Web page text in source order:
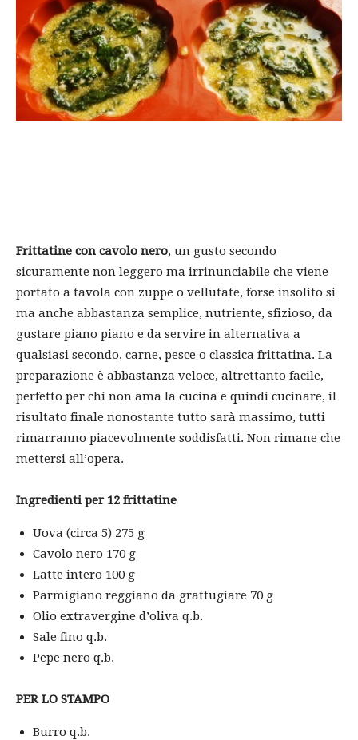
Frittatine con cavolo nero, un gusto secondo
sicuramente non leggero ma irrinunciabile che viene
portato a tavola con zuppe o vellutate, forse insolito si
ma anche abbastanza semplice, nutriente, sfizioso, da
gustare piano piano e da servire in alternativa a
qualsiasi secondo, carne, pesce o classica frittatina. La
preparazione è abbastanza veloce, altrettanto facile,
perfetto per chi non ama la cucina e quindi cucinare, il
risultato finale nonostante tutto sarà massimo, tutti
rimarranno piacevolmente soddisfatti. Non rimane che
mettersi all’opera.
Ingredienti per 12 frittatine
Uova (circa 5) 275 g
Cavolo nero 170 g
Latte intero 100 g
Parmigiano reggiano da grattugiare 70 g
Olio extravergine d’oliva q.b.
Sale fino q.b.
Pepe nero q.b.
PER LO STAMPO
Burro q.b.